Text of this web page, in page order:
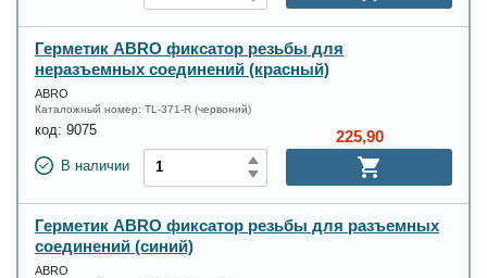
Герметик ABRO фиксатор резьбы для
неразъемных соединений (красный)
ABRO
Каталожный номер: TL-371-R (червоний)
код: 9075
В наличии
225,90
Герметик ABRO фиксатор резьбы для разъемных
соединений (синий)
ABRO